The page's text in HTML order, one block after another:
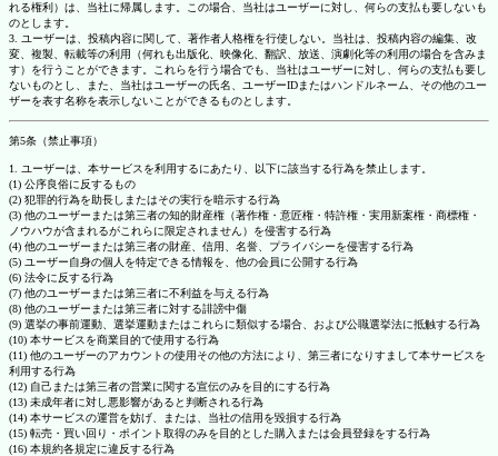
れる権利）は、当社に帰属します。この場合、当社はユーザーに対し、何らの支払も要しないも
のとします。
3. ユーザーは、投稿内容に関して、著作者人格権を行使しない。当社は、投稿内容の編集、改
変、複製、転載等の利用（何れも出版化、映像化、翻訳、放送、演劇化等の利用の場合を含みま
す）を行うことができます。これらを行う場合でも、当社はユーザーに対し、何らの支払も要し
ないものとし、また、当社はユーザーの氏名、ユーザーIDまたはハンドルネーム、その他のユー
ザーを表す名称を表示しないことができるものとします。
第5条（禁止事項）
1. ユーザーは、本サービスを利用するにあたり、以下に該当する行為を禁止します。
(1) 公序良俗に反するもの
(2) 犯罪的行為を助長しまたはその実行を暗示する行為
(3) 他のユーザーまたは第三者の知的財産権（著作権・意匠権・特許権・実用新案権・商標権・
ノウハウが含まれるがこれらに限定されません）を侵害する行為
(4) 他のユーザーまたは第三者の財産、信用、名誉、プライバシーを侵害する行為
(5) ユーザー自身の個人を特定できる情報を、他の会員に公開する行為
(6) 法令に反する行為
(7) 他のユーザーまたは第三者に不利益を与える行為
(8) 他のユーザーまたは第三者に対する誹謗中傷
(9) 選挙の事前運動、選挙運動またはこれらに類似する場合、および公職選挙法に抵触する行為
(10) 本サービスを商業目的で使用する行為
(11) 他のユーザーのアカウントの使用その他の方法により、第三者になりすまして本サービスを
利用する行為
(12) 自己または第三者の営業に関する宣伝のみを目的にする行為
(13) 未成年者に対し悪影響があると判断される行為
(14) 本サービスの運営を妨げ、または、当社の信用を毀損する行為
(15) 転売・買い回り・ポイント取得のみを目的とした購入または会員登録をする行為
(16) 本規約各規定に違反する行為